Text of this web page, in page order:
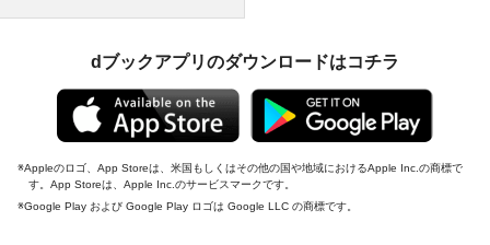
dブックアプリのダウンロードはコチラ
Appleのロゴ、App Storeは、米国もしくはその他の国や地域におけるApple Inc.の商標で
す。App Storeは、Apple Inc.のサービスマークです。
Google Play および Google Play ロゴは Google LLC の商標です。